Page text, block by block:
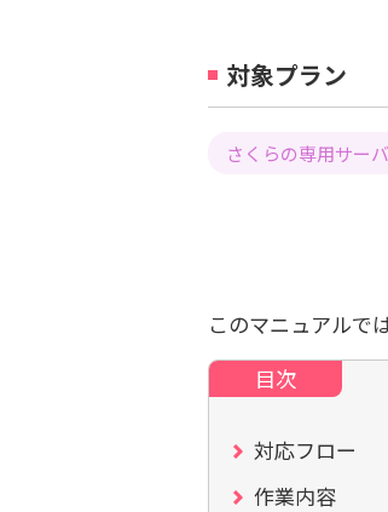
対象プラン
さくらの専用サーバ
このマニュアルで
対応フロー
作業内容